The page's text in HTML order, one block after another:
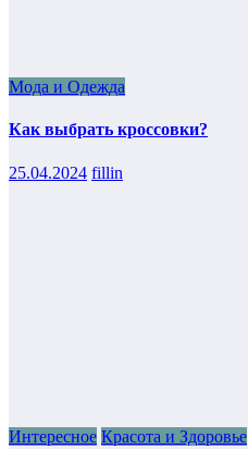
Мода и Одежда
Как выбрать кроссовки?
25.04.2024 fillin
Интересное Красота и Здоровье